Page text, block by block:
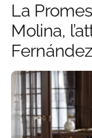
La
Molina,
Fernández